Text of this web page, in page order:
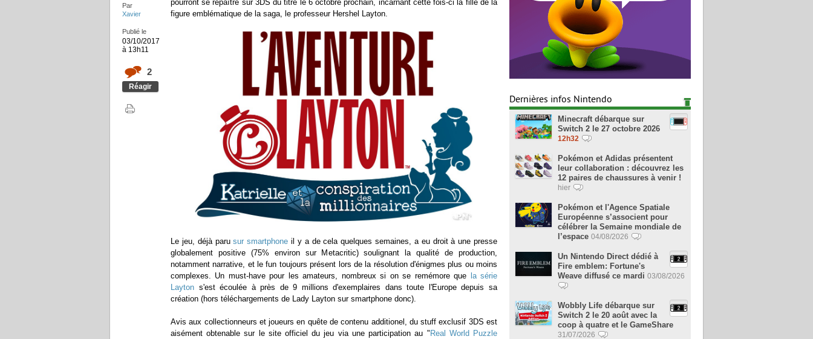
Par
Xavier
Publié le
03/10/2017
à 13h11
2
Réagir
pourront se repaître sur 3DS du titre le 6 octobre prochain, incarnant cette fois-ci la fille de la
figure emblématique de la saga, le professeur Hershel Layton.
Le jeu, déjà parusur smartphone il y a de cela quelques semaines, a eu droit à une presse
globalement positive (75% environ sur Metacritic) soulignant la qualité de production,
notamment narrative, et le fun toujours présent lors de la résolution d'énigmes plus ou moins
complexes. Un must-have pour les amateurs, nombreux si on se remémore que
la série
Layton s'est écoulée à près de 9 millions d'exemplaires dans toute l'Europe depuis sa
création (hors téléchargements de Lady Layton sur smartphone donc).
Avis aux collectionneurs et joueurs en quête de contenu additionel, du stuff exclusif 3DS est
aisément obtenable sur le site officiel du jeu via une participation au " Real World Puzzle
Dernières infos Nintendo
Minecraft débarque sur
Switch 2 le 27 octobre 2026
12h32
Pokémon et Adidas présentent
leur collaboration : découvrez les
12 paires de chaussures à venir !
hier
Pokémon et l'Agence Spatiale
Européenne s’associent pour
célébrer la Semaine mondiale de
l’espace 04/08/2026
Un Nintendo Direct dédié à
Fire emblem: Fortune's
Weave diffusé ce mardi 03/08/2026
Wobbly Life débarque sur
Switch 2 le 20 août avec la
coop à quatre et le GameShare
31/07/2026